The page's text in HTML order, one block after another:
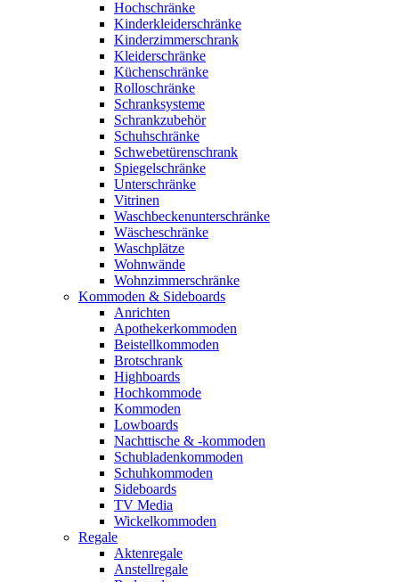
Hochschränke
Kinderkleiderschränke
Kinderzimmerschrank
Kleiderschränke
Küchenschränke
Rolloschränke
Schranksysteme
Schrankzubehör
Schuhschränke
Schwebetürenschrank
Spiegelschränke
Unterschränke
Vitrinen
Waschbeckenunterschränke
Wäscheschränke
Waschplätze
Wohnwände
Wohnzimmerschränke
Kommoden & Sideboards
Anrichten
Apothekerkommoden
Beistellkommoden
Brotschrank
Highboards
Hochkommode
Kommoden
Lowboards
Nachttische & -kommoden
Schubladenkommoden
Schuhkommoden
Sideboards
TV Media
Wickelkommoden
Regale
Aktenregale
Anstellregale